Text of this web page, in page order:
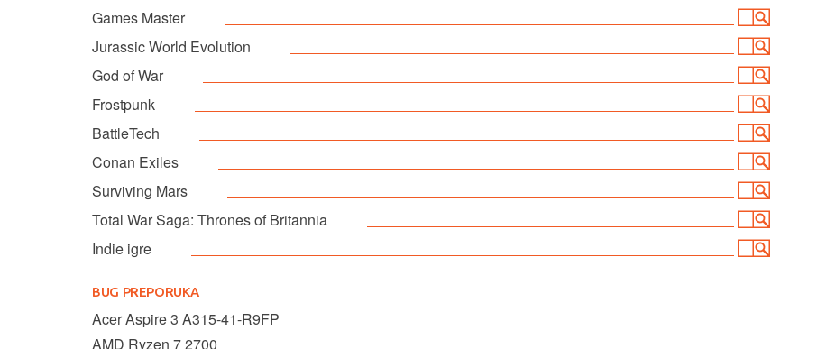
Games Master
Jurassic World Evolution
God of War
Frostpunk
BattleTech
Conan Exiles
Surviving Mars
Total War Saga: Thrones of Britannia
Indie igre
BUG PREPORUKA
Acer Aspire 3 A315-41-R9FP
AMD Ryzen 7 2700